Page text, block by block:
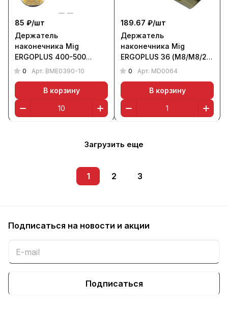
85 ₽/шт
Держатель
наконечника Mig
ERGOPLUS 400-500
станд. (М8, уп. 10 шт.),
0 Арт. BME0390-10
В корзину
189.67 ₽/шт
Держатель
наконечника Mig
ERGOPLUS 36 (М8/М8/29
мм), Трафимет
0 Арт. MD0064
В корзину
Загрузить еще
1 2 3
Подписаться на новости и акции
Подписаться